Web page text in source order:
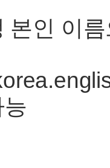
인 이